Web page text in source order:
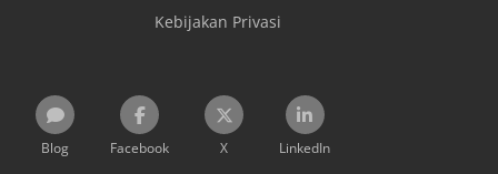
Kebijakan Privasi
Blog Facebook X LinkedIn